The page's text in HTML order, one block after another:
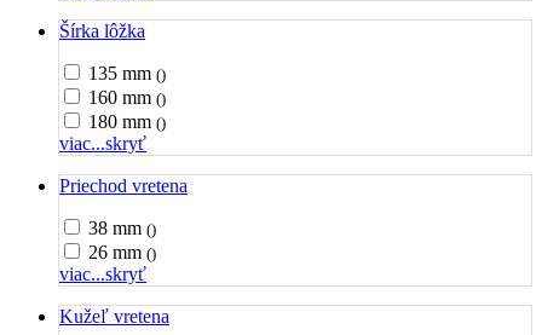
Šírka lôžka
135 mm ()
160 mm ()
180 mm ()
viac...skryť
Priechod vretena
38 mm ()
26 mm ()
viac...skryť
Kužeľ vretena